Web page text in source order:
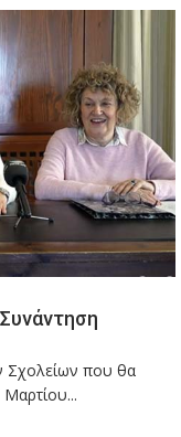
Σχολείων που θα